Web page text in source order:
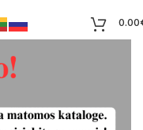
0.00
R17